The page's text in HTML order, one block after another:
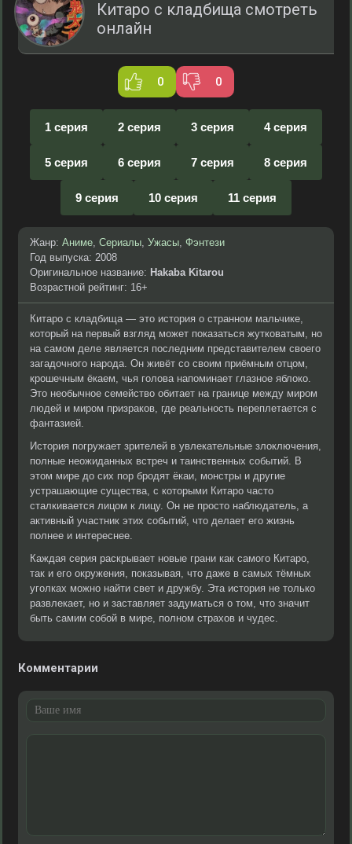
Китаро с кладбища смотреть
онлайн
0 0
1 серия 2 серия 3 серия 4 серия
5 серия 6 серия 7 серия 8 серия
9 серия 10 серия 11 серия
Жанр: Аниме, Сериалы, Ужасы, Фэнтези
Год выпуска: 2008
Оригинальное название: Hakaba Kitarou
Возрастной рейтинг: 16+
Китаро с кладбища — это история о странном мальчике,
который на первый взгляд может показаться жутковатым, но
на самом деле является последним представителем своего
загадочного народа. Он живёт со своим приёмным отцом,
крошечным ёкаем, чья голова напоминает глазное яблоко.
Это необычное семейство обитает на границе между миром
людей и миром призраков, где реальность переплетается с
фантазией.
История погружает зрителей в увлекательные злоключения,
полные неожиданных встреч и таинственных событий. В
этом мире до сих пор бродят ёкаи, монстры и другие
устрашающие существа, с которыми Китаро часто
сталкивается лицом к лицу. Он не просто наблюдатель, а
активный участник этих событий, что делает его жизнь
полнее и интереснее.
Каждая серия раскрывает новые грани как самого Китаро,
так и его окружения, показывая, что даже в самых тёмных
уголках можно найти свет и дружбу. Эта история не только
развлекает, но и заставляет задуматься о том, что значит
быть самим собой в мире, полном страхов и чудес.
Комментарии